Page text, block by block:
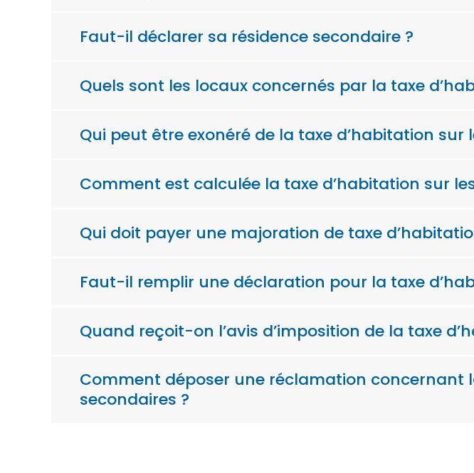
Faut-il déclarer sa résidence secondaire ?
Quels sont les locaux concernés par la taxe
Qui peut être exonéré de la taxe d’habitation sur
Comment est calculée la taxe d’habitation sur
Qui doit payer une majoration de taxe
Faut-il remplir une déclaration pour la taxe
Quand reçoit-on l’avis d’imposition de la taxe
Comment déposer une réclamation concernant
secondaires ?